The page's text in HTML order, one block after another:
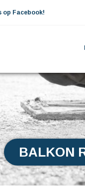
op Facebook!
BALKON